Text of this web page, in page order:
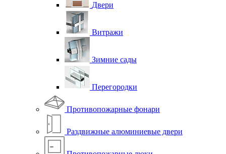
Двери
Витражи
Зимние сады
Перегородки
Противопожарные фонари
Раздвижные алюминиевые двери